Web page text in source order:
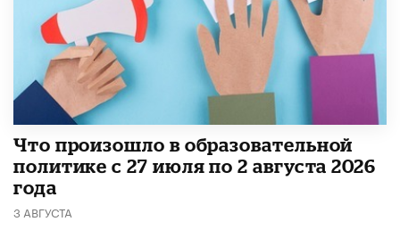
​Что произошло в образовательной
политике с 27 июля по 2 августа 2026
года
3 АВГУСТА